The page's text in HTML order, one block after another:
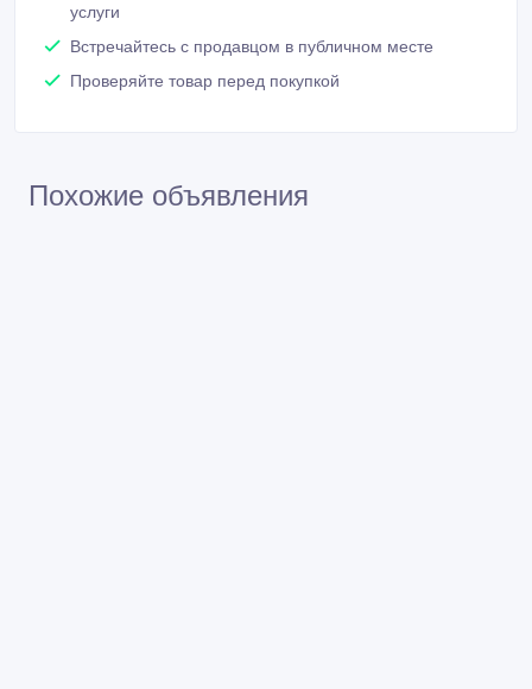
услуги
Встречайтесь с продавцом в публичном месте
Проверяйте товар перед покупкой
Похожие объявления